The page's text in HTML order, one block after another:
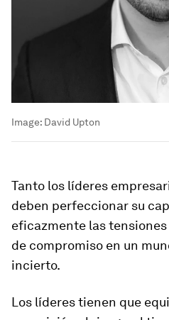
Image: David Upton
Tanto los líderes
deben perfeccionar su
eficazmente las
de compromiso en un
incierto.
Los líderes tienen que